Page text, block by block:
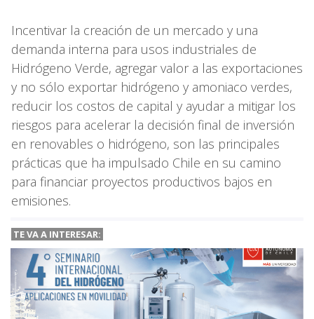
Incentivar la creación de un mercado y una
demanda interna para usos industriales de
Hidrógeno Verde, agregar valor a las exportaciones
y no sólo exportar hidrógeno y amoniaco verdes,
reducir los costos de capital y ayudar a mitigar los
riesgos para acelerar la decisión final de inversión
en renovables o hidrógeno, son las principales
prácticas que ha impulsado Chile en su camino
para financiar proyectos productivos bajos en
emisiones.
TE VA A INTERESAR: